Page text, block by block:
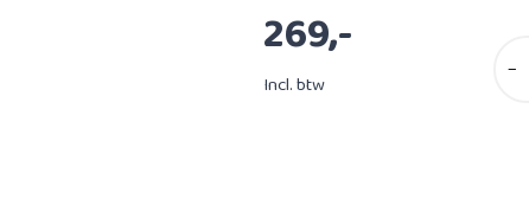
269,-
Incl. btw
−